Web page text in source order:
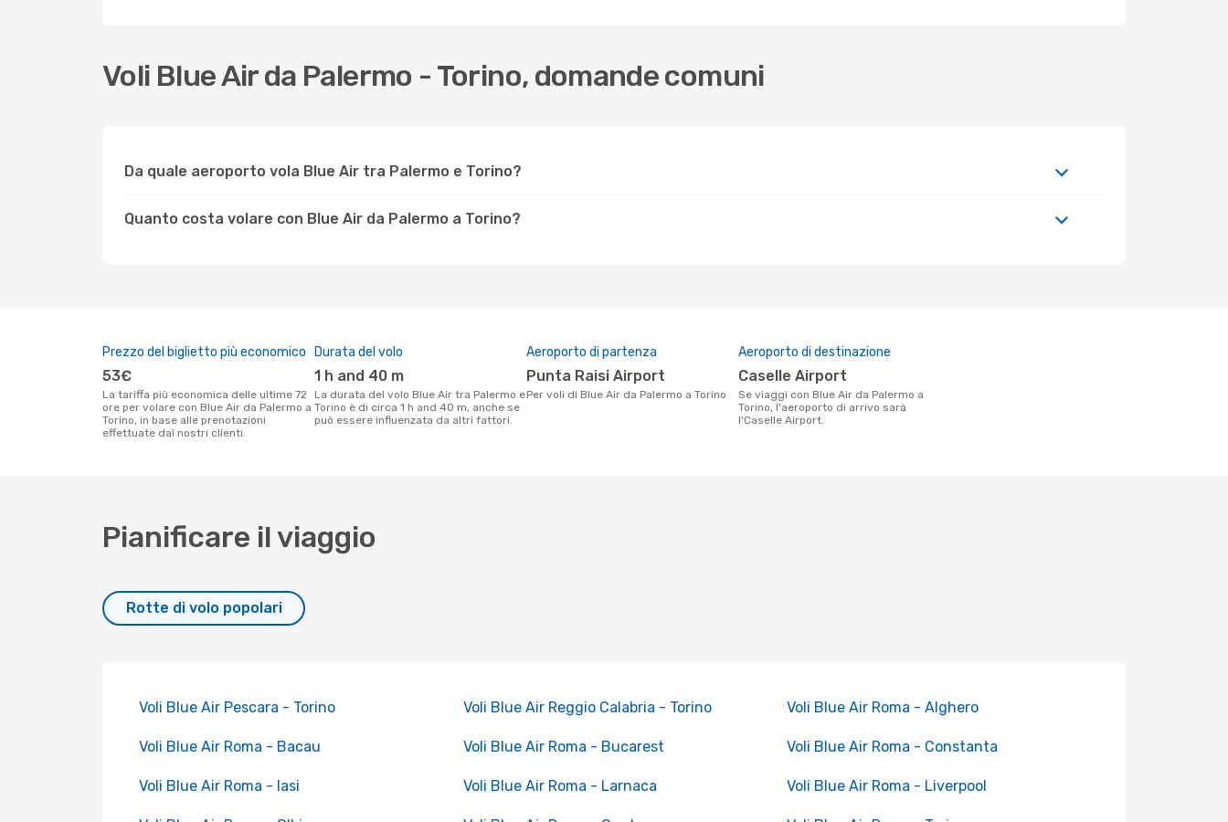
Voli Blue Air da Palermo - Torino, domande comuni
Da quale aeroporto vola Blue Air tra Palermo e Torino?
Quanto costa volare con Blue Air da Palermo a Torino?
Prezzo del biglietto più economico
53€
La tariffa più economica delle ultime 72
ore per volare con Blue Air da Palermo a
Torino, in base alle prenotazioni
effettuate dai nostri clienti.
Durata del volo
1 h and 40 m
La durata del volo Blue Air tra Palermo e
Torino è di circa 1 h and 40 m, anche se
può essere influenzata da altri fattori.
Aeroporto di partenza
Punta Raisi Airport
Per voli di Blue Air da Palermo a Torino
Aeroporto di destinazione
Caselle Airport
Se viaggi con Blue Air da Palermo a
Torino, l'aeroporto di arrivo sarà
l'Caselle Airport.
Pianificare il viaggio
Rotte di volo popolari
Voli Blue Air Pescara - Torino Voli Blue Air Reggio Calabria - Torino Voli Blue Air Roma - Alghero
Voli Blue Air Roma - Bacau Voli Blue Air Roma - Bucarest Voli Blue Air Roma - Constanta
Voli Blue Air Roma - Iasi Voli Blue Air Roma - Larnaca Voli Blue Air Roma - Liverpool